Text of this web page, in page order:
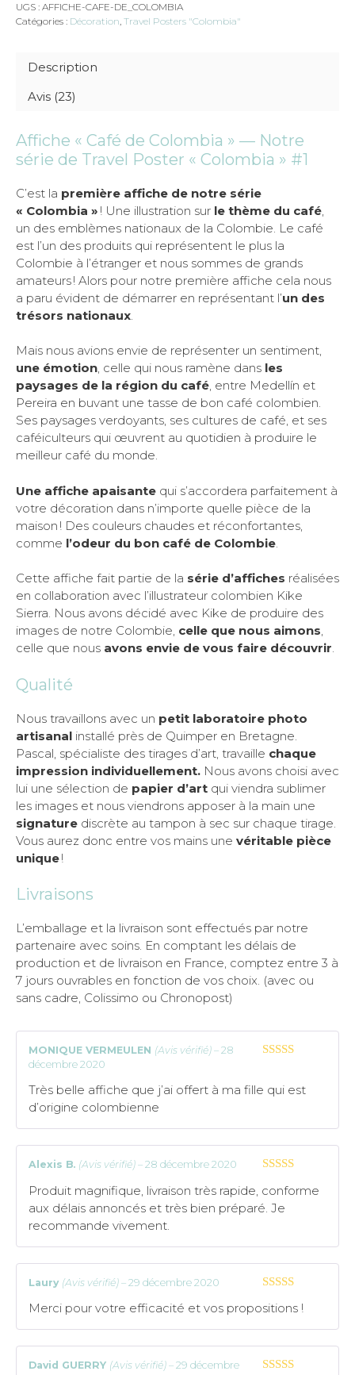
UGS : AFFICHE-CAFE-DE_COLOMBIA
Catégories : Décoration, Travel Posters "Colombia"
Description
Avis (23)
Affiche « Café de Colombia » — Notre
série de Travel Poster « Colombia » #1
C’est la première affiche de notre série
« Colombia » ! Une illustration sur le thème du café
un des emblèmes nationaux de la Colombie. Le café
est l’un des produits qui représentent le plus la
Colombie à l’étranger et nous sommes de grands
amateurs ! Alors pour notre première affiche cela nous
a paru évident de démarrer en représentant l’un des
trésors nationaux
Mais nous avions envie de représenter un sentiment,
une émotion, celle qui nous ramène dans les
paysages de la région du café, entre Medellín et
Pereira en buvant une tasse de bon café colombien.
Ses paysages verdoyants, ses cultures de café, et ses
caféiculteurs qui œuvrent au quotidien à produire le
meilleur café du monde.
Une affiche apaisante qui s’accordera parfaitement à
votre décoration dans n’importe quelle pièce de la
maison ! Des couleurs chaudes et réconfortantes,
comme l’odeur du bon café de Colombie
Cette affiche fait partie de la série d’affiches réalisées
en collaboration avec l’illustrateur colombien Kike
Sierra. Nous avons décidé avec Kike de produire des
images de notre Colombie, celle que nous aimons,
celle que nous avons envie de vous faire découvrir.
Qualité
Nous travaillons avec un petit laboratoire photo
artisanal installé près de Quimper en Bretagne.
Pascal, spécialiste des tirages d’art, travaille chaque
impression individuellement. Nous avons choisi avec
lui une sélection de papier d’art qui viendra sublimer
les images et nous viendrons apposer à la main une
signature discrète au tampon à sec sur chaque tirage.
Vous aurez donc entre vos mains une véritable pièce
unique!
Livraisons
L’emballage et la livraison sont effectués par notre
partenaire avec soins. En comptant les délais de
production et de livraison en France, comptez entre 3 à
7 jours ouvrables en fonction de vos choix. (avec ou
sans cadre, Colissimo ou Chronopost)
MONIQUE VERMEULEN (Avis vérifié) – 28
décembre 2020
Très belle affiche que j’ai offert à ma fille qui est
d’origine colombienne
Alexis B. (Avis vérifié) – 28 décembre 2020
Produit magnifique, livraison très rapide, conforme
aux délais annoncés et très bien préparé. Je
recommande vivement.
Laury (Avis vérifié) – 29 décembre 2020
Merci pour votre efficacité et vos propositions !
David GUERRY (Avis vérifié) – 29 décembre